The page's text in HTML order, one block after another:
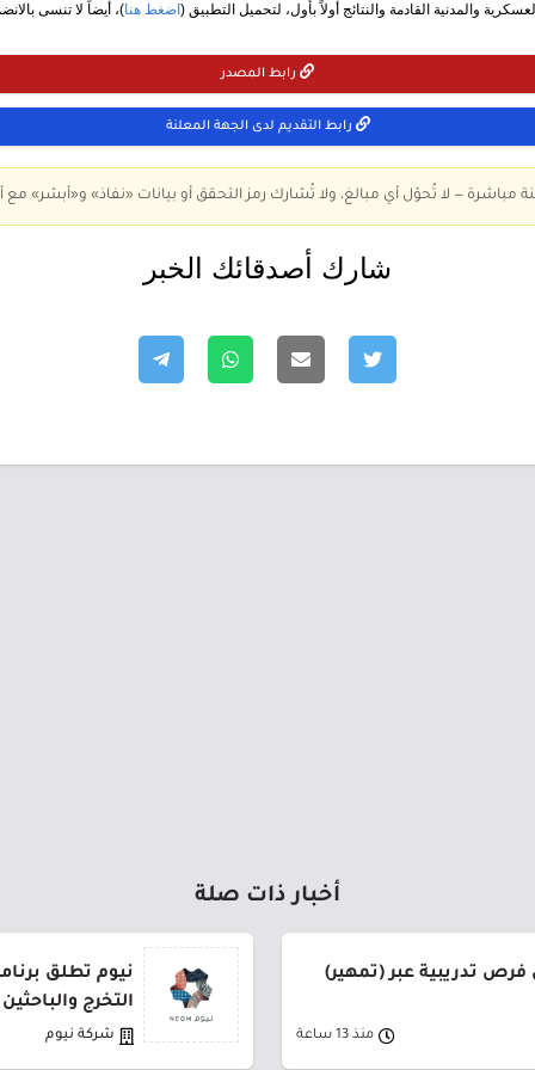
والمدنية القادمة والنتائج أولاً بأول، لتحميل التطبيق ( اضغط هنا)، أيضاً لا تنسى
رابط المصدر
رابط التقديم لدى الجهة المعلنة
مباشرة — لا تُحوّل أي مبالغ، ولا تُشارك رمز التحقق أو بيانات «نفاذ» و«أبشر» مع
شارك أصدقائك الخبر
أخبار ذات صلة
تدريبية عبر (تمهير)
منذ 13 ساعة
نيوم تطلق
التخرج
شركة نيوم